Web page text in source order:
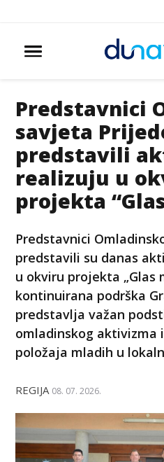
Predstavnici
savjeta
predstavili
realizuju u
projekta
Predstavnici
predstavili su danas
u okviru projekta „Glas
kontinuirana podrška
predstavlja važan
omladinskog aktivizma
položaja mladih u
REGIJA 08. 07. 2026.